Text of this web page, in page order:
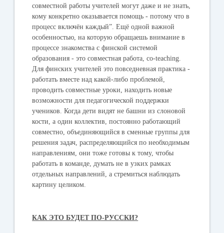
совместной работы учителей могут даже и не знать,
кому конкретно оказывается помощь - потому что в
процесс включён каждый”. Ещё одной важной
особенностью, на которую обращаешь внимание в
процессе знакомства с финской системой
образования - это совместная работа, co-teaching.
Для финских учителей это повседневная практика -
работать вместе над какой-либо проблемой,
проводить совместные уроки, находить новые
возможности для педагогической поддержки
учеников. Когда дети видят не башни из слоновой
кости, а один коллектив, постоянно работающий
совместно, объединяющийся в сменные группы для
решения задач, распределяющийся по необходимым
направлениям, они тоже готовы к тому, чтобы
работать в команде, думать не в узких рамках
отдельных направлений, а стремиться наблюдать
картину целиком.
КАК ЭТО БУДЕТ ПО-РУССКИ?